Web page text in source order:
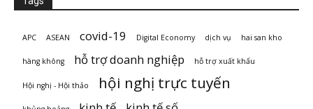
APC ASEAN covid-19 Digital Economy dịch vụ hai san kho
hàng không hỗ trợ doanh nghiệp hỗ trợ xuất khẩu
Hội nghị - Hội thảo hội nghị trực tuyến